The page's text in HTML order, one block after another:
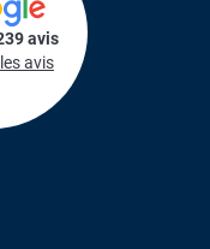
avis
avis